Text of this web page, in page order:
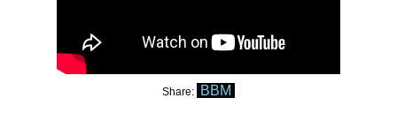
Share: BBM